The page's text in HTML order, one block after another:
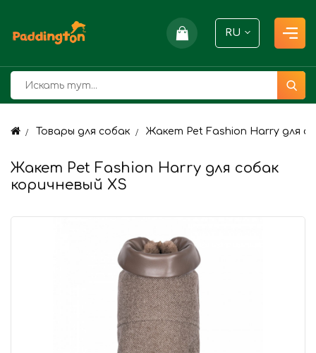
RU
Товары для собак Жакет Pet Fashion Harry для
Жакет Pet Fashion Harry для собак
коричневый XS